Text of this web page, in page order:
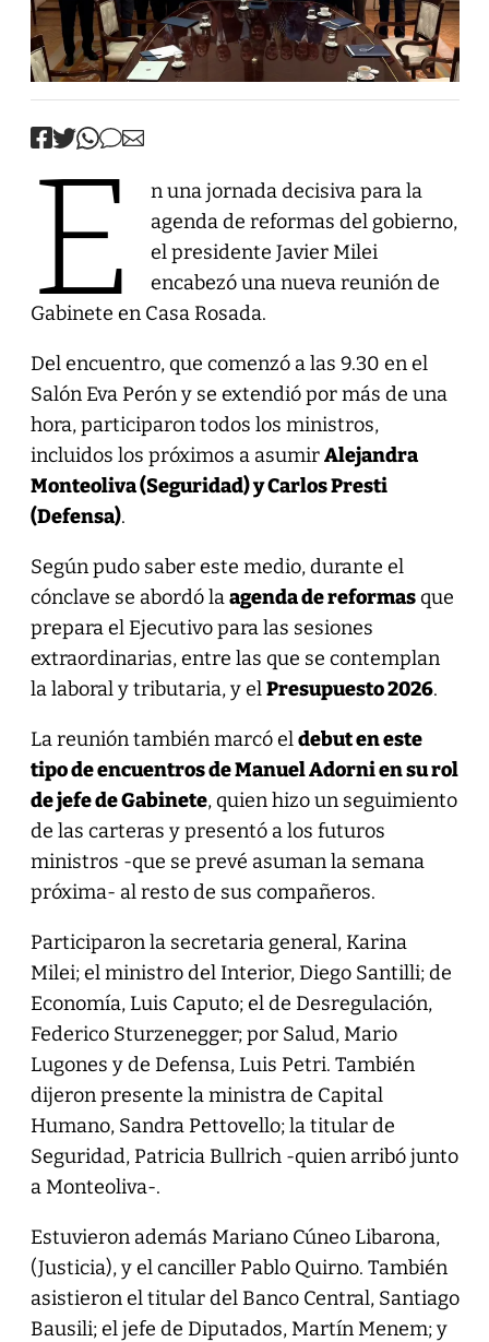
E
n una jornada decisiva para la
agenda de reformas del gobierno,
el presidente Javier Milei
encabezó una nueva reunión de
Gabinete en Casa Rosada.
Del encuentro, que comenzó a las 9.30 en el
Salón Eva Perón y se extendió por más de una
hora, participaron todos los ministros,
incluidos los próximos a asumirAlejandra
Monteoliva (Seguridad) y Carlos Presti
(Defensa).
Según pudo saber este medio, durante el
cónclave se abordó laagenda de reformasque
prepara el Ejecutivo para las sesiones
extraordinarias, entre las que se contemplan
la laboral y tributaria, y elPresupuesto 2026.
La reunión también marcó eldebut en este
tipo de encuentros de Manuel Adorni en su rol
de jefe de Gabinete, quien hizo un seguimiento
de las carteras y presentó a los futuros
ministros -que se prevé asuman la semana
próxima- al resto de sus compañeros.
Participaron la secretaria general, Karina
Milei; el ministro del Interior, Diego Santilli; de
Economía, Luis Caputo; el de Desregulación,
Federico Sturzenegger; por Salud, Mario
Lugones y de Defensa, Luis Petri. También
dijeron presente la ministra de Capital
Humano, Sandra Pettovello; la titular de
Seguridad, Patricia Bullrich -quien arribó junto
a Monteoliva-.
Estuvieron además Mariano Cúneo Libarona,
(Justicia), y el canciller Pablo Quirno. También
asistieron el titular del Banco Central, Santiago
Bausili; el jefe de Diputados, Martín Menem; y